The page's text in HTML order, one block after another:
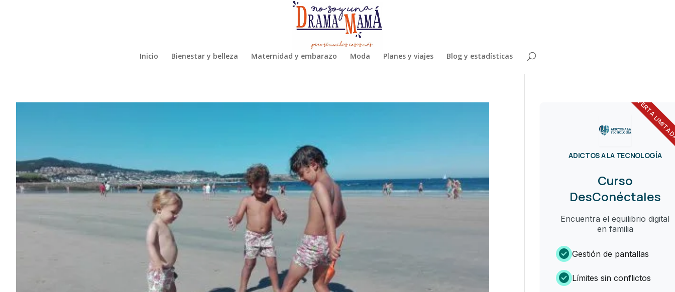
Inicio Bienestar y belleza Maternidad y embarazo Moda Planes y viajes Blog y estadísticas
OFERTA
ADICTOS A LA TECNOLOGÍA
Curso
DesConéctales
Encuentra el equilibrio digital
en familia
check_circle Gestión de pantallas
check_circle Límites sin conflictos